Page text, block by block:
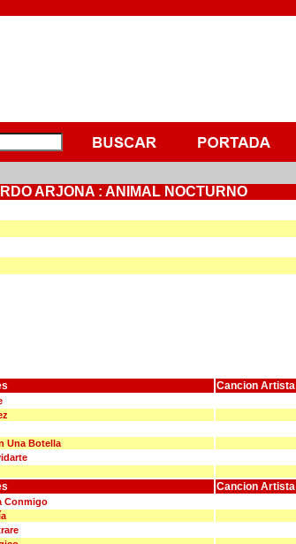
ARJONA : ANIMAL NOCTURNO
Cancion Artista
Una Botella
Cancion Artista
Conmigo